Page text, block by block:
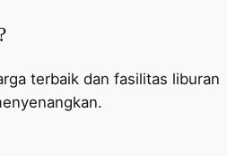
terbaik dan fasilitas liburan